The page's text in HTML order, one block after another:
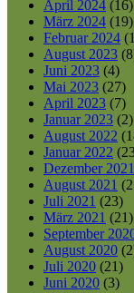
April 2024 (16)
März 2024 (19)
Februar 2024
August 2023
Juni 2023 (4)
Mai 2023 (27)
April 2023 (7)
Januar 2023 (2)
August 2022
Januar 2022
Dezember 2021
August 2021
Juli 2021 (23)
März 2021 (21)
September
August 2020
Juli 2020 (21)
Juni 2020 (3)